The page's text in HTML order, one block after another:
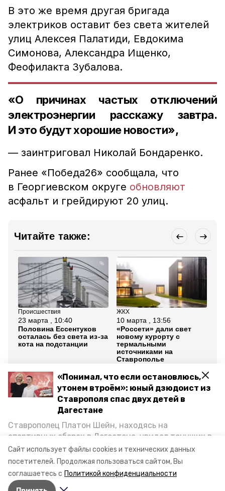
Сайт использует файлы cookies и технических данных
посетителей. Продолжая пользоваться сайтом, Вы
соглашаетесь с Политикой конфиденциальности
«Понимал, что если остановлюсь,
утонем втроём»: юный дзюдоист из
Ставрополя спас двух детей в
Дагестане
Ставрополец Платон Шейн, находясь на
спортивных сборах в Дегестане, увидел тонущих в
Каспийском море детей и бросился на помощь. По
возвращении домой, отважного мальчика
пригласили в министерство образования края и
наградили. Корреспондент «Победы26» пообщался
В это же время другая бригада
электриков оставит без света жителей
улиц Алексея Палатиди, Евдокима
Симонова, Александра Ищенко,
Феофилакта Зубалова.
«О причинах частых отключений
электроэнергии расскажу завтра.
И это будут хорошие новости»,
— заинтриговал Николай Бондаренко.
Ранее «Победа26» сообщала, что
в Георгиевском округе обновляют
асфальт и грейдируют 20 улиц.
Читайте также:
Происшествия
23 марта , 10:40
Половина Ессентуков
осталась без света из-за
кота на подстанции
ЖКХ
10 марта , 13:56
«Россети» дали свет
новому курорту с
термальными
источниками на
Ставрополье
Все новости
ставропольский край
станица ессентукская отключение света
отключение электричества
Авторы: Елизавета Боброва